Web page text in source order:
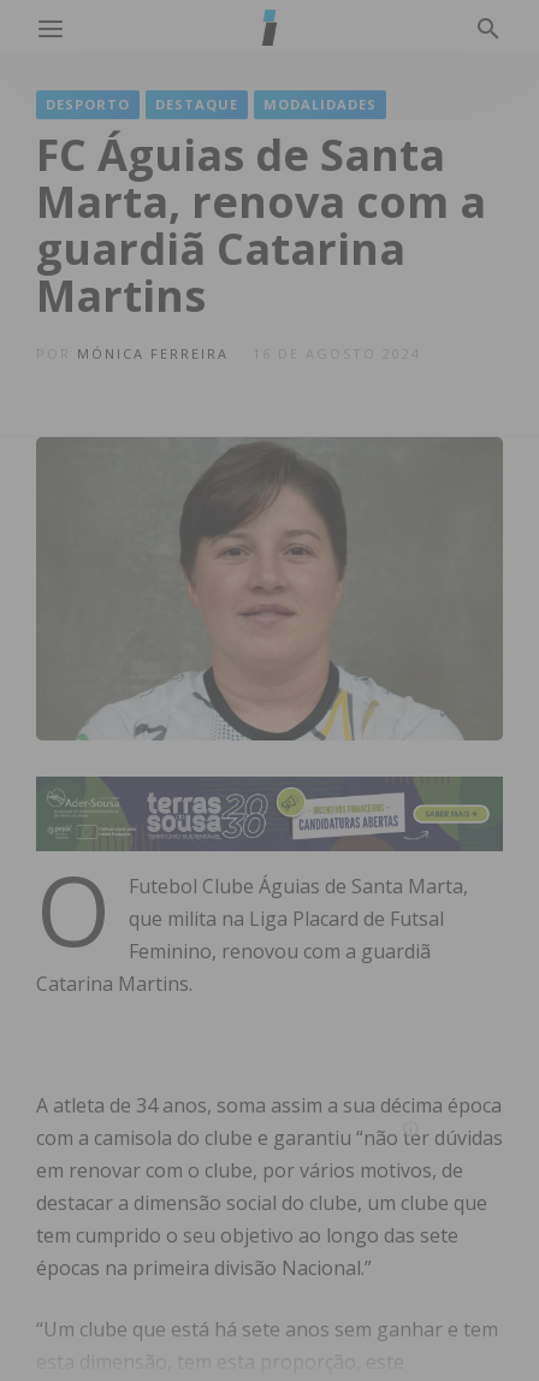
DESPORTO DESTAQUE MODALIDADES
FC Águias de Santa
Marta, renova com a
guardiã Catarina
Martins
MÓNICA FERREIRA 16 DE AGOSTO 2024
O
Futebol Clube Águias de Santa Marta,
que milita na Liga Placard de Futsal
Feminino, renovou com a guardiã
Catarina Martins.
A atleta de 34 anos, soma assim a sua décima época
com a camisola do clube e garantiu “não ter dúvidas
em renovar com o clube, por vários motivos, de
destacar a dimensão social do clube, um clube que
tem cumprido o seu objetivo ao longo das sete
épocas na primeira divisão Nacional.”
“Um clube que está há sete anos sem ganhar e tem
esta dimensão, tem esta proporção, este